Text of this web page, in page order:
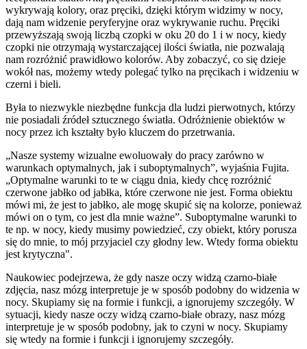
wykrywają kolory, oraz pręciki, dzięki którym widzimy w nocy,
dają nam widzenie peryferyjne oraz wykrywanie ruchu. Pręciki
przewyższają swoją liczbą czopki w oku 20 do 1 i w nocy, kiedy
czopki nie otrzymają wystarczającej ilości światła, nie pozwalają
nam rozróżnić prawidłowo kolorów. Aby zobaczyć, co się dzieje
wokół nas, możemy wtedy polegać tylko na pręcikach i widzeniu w
czerni i bieli.
Była to niezwykle niezbędne funkcja dla ludzi pierwotnych, którzy
nie posiadali źródeł sztucznego światła. Odróżnienie obiektów w
nocy przez ich kształty było kluczem do przetrwania.
„Nasze systemy wizualne ewoluowały do pracy zarówno w
warunkach optymalnych, jak i suboptymalnych”, wyjaśnia Fujita.
„Optymalne warunki to te w ciągu dnia, kiedy chcę rozróżnić
czerwone jabłko od jabłka, które czerwone nie jest. Forma obiektu
mówi mi, że jest to jabłko, ale mogę skupić się na kolorze, ponieważ
mówi on o tym, co jest dla mnie ważne”. Suboptymalne warunki to
te np. w nocy, kiedy musimy powiedzieć, czy obiekt, który porusza
się do mnie, to mój przyjaciel czy głodny lew. Wtedy forma obiektu
jest krytyczna".
Naukowiec podejrzewa, że gdy nasze oczy widzą czarno-białe
zdjęcia, nasz mózg interpretuje je w sposób podobny do widzenia w
nocy. Skupiamy się na formie i funkcji, a ignorujemy szczegóły. W
sytuacji, kiedy nasze oczy widzą czarno-białe obrazy, nasz mózg
interpretuje je w sposób podobny, jak to czyni w nocy. Skupiamy
się wtedy na formie i funkcji i ignorujemy szczegóły.